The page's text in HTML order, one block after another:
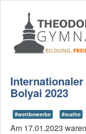
Bolyai 2023
#wettbewerbe #mathe
Am 17.01.2023